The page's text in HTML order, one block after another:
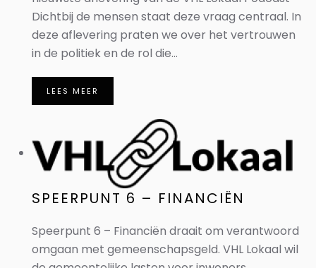
Dichtbij de mensen staat deze vraag centraal. In
deze aflevering praten we over het vertrouwen
in de politiek en de rol die...
LEES MEER
SPEERPUNT 6 – FINANCIËN
Speerpunt 6 – Financiën draait om verantwoord
omgaan met gemeenschapsgeld. VHL Lokaal wil